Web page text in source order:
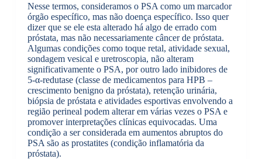
Nesse termos, consideramos o PSA como um marcador
órgão específico, mas não doença específico. Isso quer
dizer que se ele esta alterado há algo de errado com
próstata, mas não necessariamente câncer de próstata.
Algumas condições como toque retal, atividade sexual,
sondagem vesical e uretroscopia, não alteram
significativamente o PSA, por outro lado inibidores de
5-α-redutase (classe de medicamentos para HPB –
crescimento benigno da próstata), retenção urinária,
biópsia de próstata e atividades esportivas envolvendo a
região perineal podem alterar em várias vezes o PSA e
promover interpretações clínicas equivocadas. Uma
condição a ser considerada em aumentos abruptos do
PSA são as prostatites (condição inflamatória da
próstata).